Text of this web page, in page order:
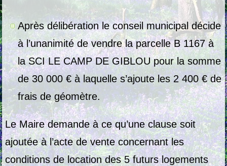
Après délibération le conseil municipal décide
à l’unanimité de vendre la parcelle B 1167 à
la SCI LE CAMP DE GIBLOU pour la somme
de 30 000 € à laquelle s’ajoute les 2 400 € de
frais de géomètre.
Le Maire demande à ce qu’une clause soit
ajoutée à l’acte de vente concernant les
conditions de location des 5 futurs logements